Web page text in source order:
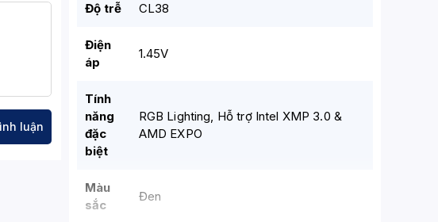
Độ trễ CL38
Điện
áp
1.45V
Tính
năng
đặc
biệt
RGB Lighting, Hỗ trợ Intel XMP 3.0 &
AMD EXPO
Màu
sắc
Đen